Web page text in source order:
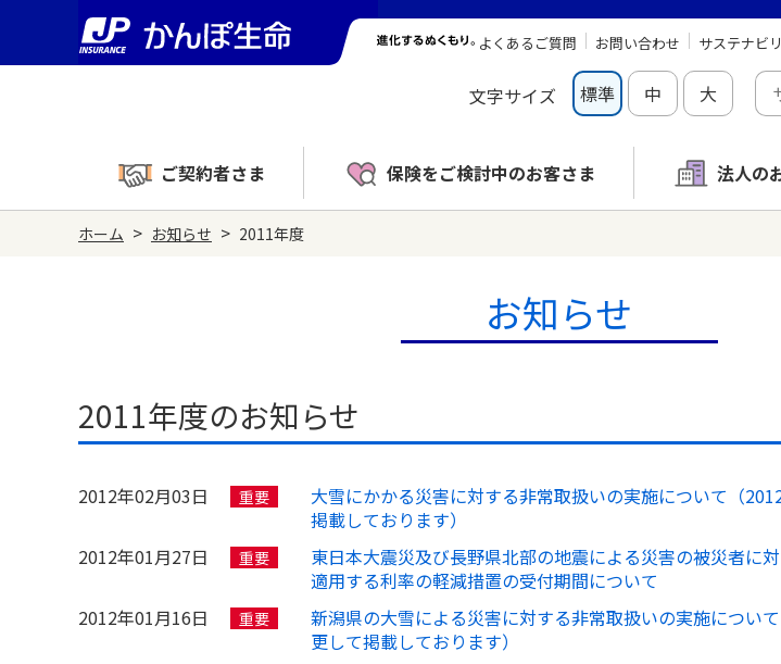
よくあるご質問 お問い合わせ サステナビ
文字サイズ 標準 中 大
ご契約者さま 保険をご検討中のお客さま 法人の
ホーム > お知らせ > 2011年度
お知らせ
2011年度のお知らせ
2012年02月03日 重要
大雪にかかる災害に対する非常取扱いの実施について（
掲載しております）
2012年01月27日
重要
東日本大震災及び長野県北部の地震による災害の被災者に
適用する利率の軽減措置の受付期間について
2012年01月16日
重要
新潟県の大雪による災害に対する非常取扱いの実施につい
更して掲載しております）